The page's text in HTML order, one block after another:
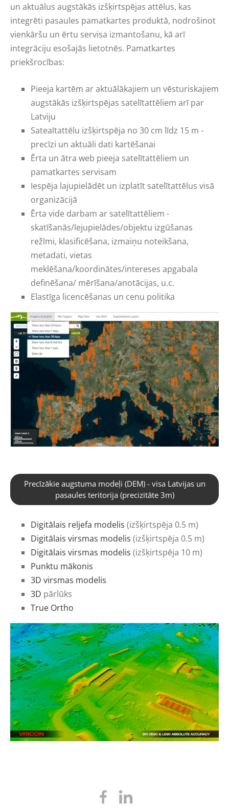
un aktuālus augstākās izšķirtspējas attēlus, kas
integrēti pasaules pamatkartes produktā, nodrošinot
vienkāršu un ērtu servisa izmantošanu, kā arī
integrāciju esošajās lietotnēs. Pamatkartes
priekšrocības:
Pieeja kartēm ar aktuālākajiem un vēsturiskajiem
augstākās izšķirtspējas satelītattēliem arī par
Latviju
Sateaītattēlu izšķirtspēja no 30 cm līdz 15 m -
precīzi un aktuāli dati kartēšanai
Ērta un ātra web pieeja satelītattēliem un
pamatkartes servisam
Iespēja lajupielādēt un izplatīt satelītattēlus visā
organizācijā
Ērta vide darbam ar satelītattēliem -
skatīšanās/lejupielādes/objektu izgūšanas
režīmi, klasificēšana, izmaiņu noteikšana,
metadati, vietas
meklēšana/koordinātes/intereses apgabala
definēšana/ mērīšana/anotācijas, u.c.
Elastīga licencēšanas un cenu politika
Precīzākie augstuma modeļi (DEM) - visa Latvijas un
pasaules teritorija (precizitāte 3m)
Digitālais reljefa modelis (izšķirtspēja 0.5 m)
Digitālais virsmas modelis (izšķirtspēja 0.5 m)
Digitālais virsmas modelis (izšķirtspēja 10 m)
Punktu mākonis
3D virsmas modelis
3D pārlūks
True Ortho